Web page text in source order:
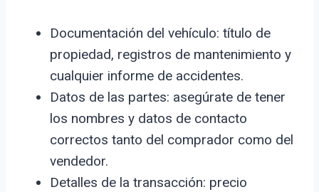
Documentación del vehículo: título de
propiedad, registros de mantenimiento y
cualquier informe de accidentes.
Datos de las partes: asegúrate de tener
los nombres y datos de contacto
correctos tanto del comprador como del
vendedor.
Detalles de la transacción: precio